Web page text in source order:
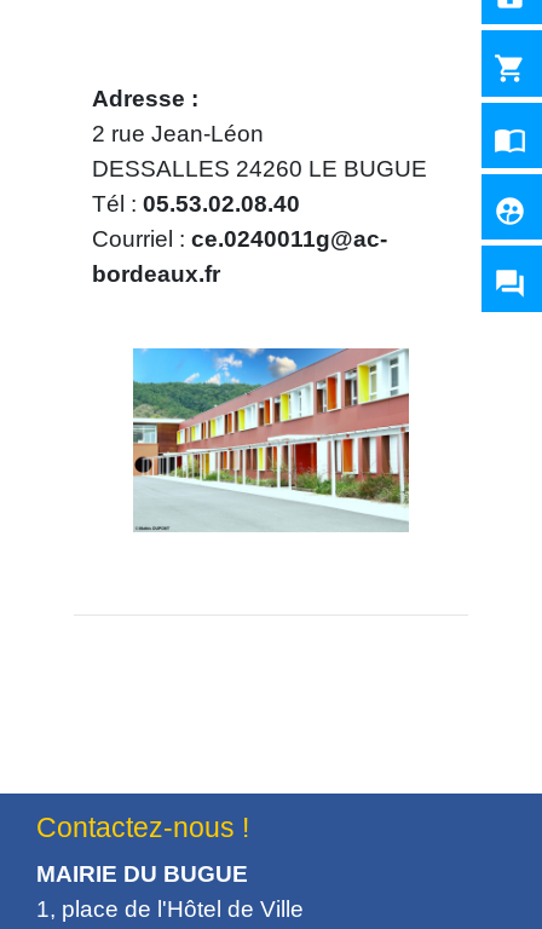
Adresse :
2 rue Jean-Léon
DESSALLES 24260 LE BUGUE
Tél :05.53.02.08.40
Courriel :ce.0240011g@ac-
bordeaux.fr
shopping_cart
import_contacts
supervised_user_circle
question_answer
Contactez-nous !
MAIRIE DU BUGUE
1, place de l'Hôtel de Ville